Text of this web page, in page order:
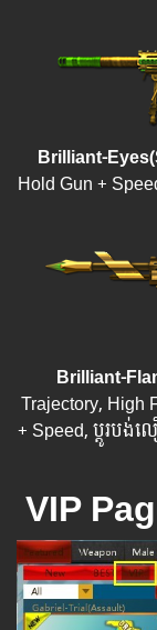
Brilliant-
Hold Gun +
Brilliant-
Trajectory, High
+ Speed, ប្តូរបង់
VIP